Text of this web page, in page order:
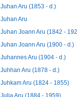
Juhan Aru (1853 - d.)
Juhan Aru
Juhan Joann Aru (1842 -
Juhan Joann Aru (1900 - d.)
Juhannes Aru (1904 - d.)
Juhhan Aru (1878 - d.)
Juhkam Aru (1824 - 1855)
Julia Aru (1884 - 1959)